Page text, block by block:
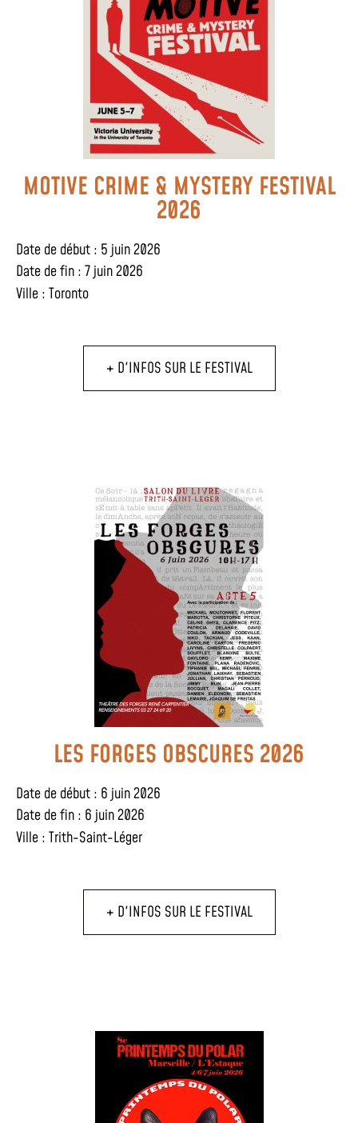
MOTIVE CRIME & MYSTERY FESTIVAL
2026
Date de début : 5 juin 2026
Date de fin : 7 juin 2026
Ville : Toronto
+ D'INFOS SUR LE FESTIVAL
LES FORGES OBSCURES 2026
Date de début : 6 juin 2026
Date de fin : 6 juin 2026
Ville : Trith-Saint-Léger
+ D'INFOS SUR LE FESTIVAL